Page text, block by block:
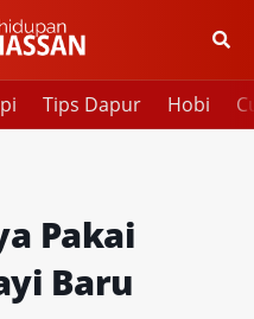
Tips Dapur Hobi
Pakai
Baru